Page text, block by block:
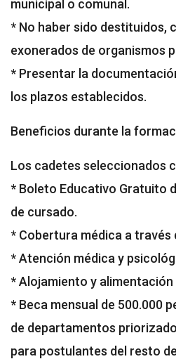
municipal o comunal.
* No haber sido destituidos,
exonerados de organismos
* Presentar la
los plazos establecidos.
Beneficios durante la
Los cadetes seleccionados
* Boleto Educativo Gratuito
de cursado.
* Cobertura médica a través
* Atención médica y
* Alojamiento y
* Beca mensual de 500.000
de departamentos
para postulantes del resto